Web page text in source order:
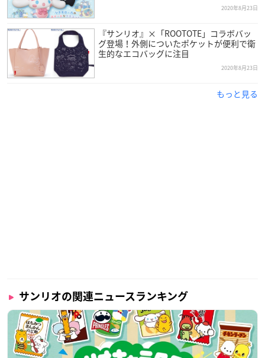
2020年8月23日
『サンリオ』×「ROOTOTE」コラボバッ
グ登場！外側についたポケットが便利で衛
生的なエコバッグに注目
2020年8月23日
もっと見る
サンリオの関連ニュースランキング